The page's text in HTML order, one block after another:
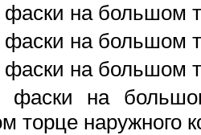
на большом
на большом
на большом
фаски на
торце наружного